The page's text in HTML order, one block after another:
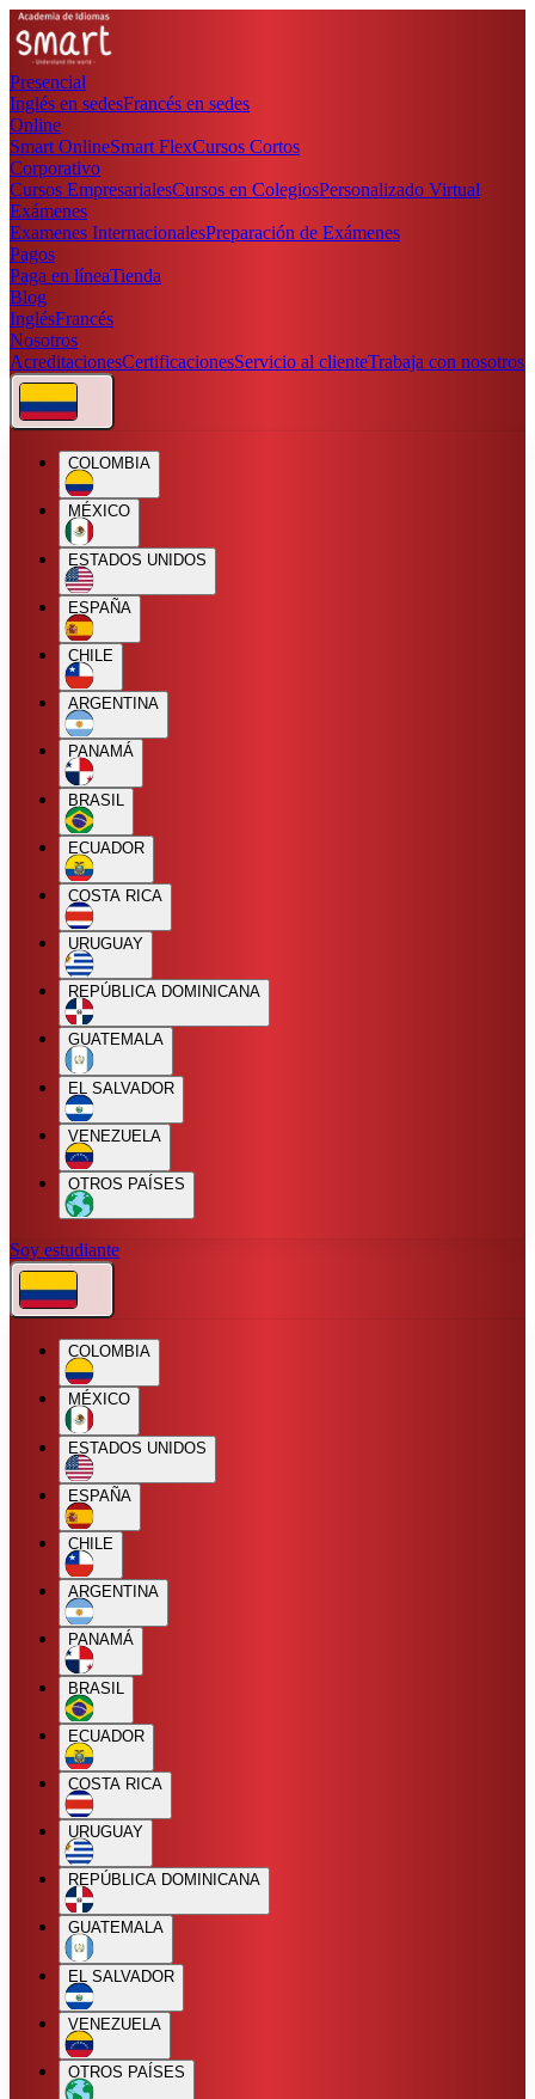
Presencial
Inglés en sedesFrancés en sedes
Online
Smart OnlineSmart FlexCursos Cortos
Corporativo
Cursos EmpresarialesCursos en ColegiosPersonalizado Virtual
Exámenes
Examenes InternacionalesPreparación de Exámenes
Pagos
Paga en líneaTienda
Blog
InglésFrancés
Nosotros
AcreditacionesCertificacionesServicio al clienteTrabaja con nosotros
COLOMBIA
MÉXICO
ESTADOS UNIDOS
ESPAÑA
CHILE
ARGENTINA
PANAMÁ
BRASIL
ECUADOR
COSTA RICA
URUGUAY
REPÚBLICA DOMINICANA
GUATEMALA
EL SALVADOR
VENEZUELA
OTROS PAÍSES
Soy estudiante
COLOMBIA
MÉXICO
ESTADOS UNIDOS
ESPAÑA
CHILE
ARGENTINA
PANAMÁ
BRASIL
ECUADOR
COSTA RICA
URUGUAY
REPÚBLICA DOMINICANA
GUATEMALA
EL SALVADOR
VENEZUELA
OTROS PAÍSES